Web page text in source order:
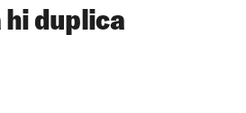
hi duplica